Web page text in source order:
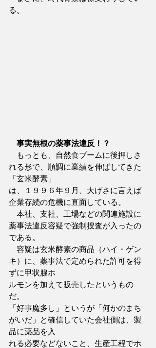
る。
事実無根の薬事法違反！？
もっとも、自然食ブームに後押しさ
れる形で、順調に業績を伸ばしてきた
「玄米酵素」
は、１９９６年９月、大げさに言えば
企業存続の危機に直面している。
本社、支社、工場などの関連施設に
薬事法違反容疑で強制捜査が入ったの
である。
容疑は玄米酵素の商品（ハイ・ゲン
キ）に、薬事法で定められた許可を得
ずに甲状腺ホ
ルモンを加えて販売したというもの
だ。
「好事魔多し」というが「何かのまち
がいだ」と確信していた会社側は、製
品に薬品を入
れる必要などないこと、生産工程でホ